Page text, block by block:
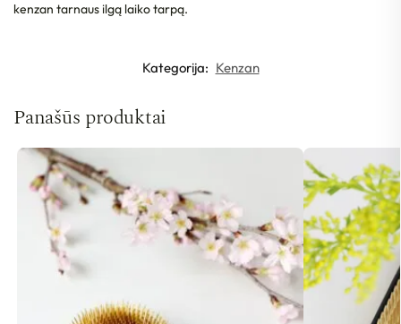
kenzan tarnaus ilgą laiko tarpą.
Kategorija: Kenzan
Panašūs produktai